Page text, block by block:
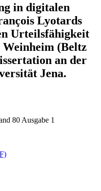
in digitalen
Lyotards
Urteilsfähigkeit
(Beltz
an der
Jena.
80Ausgabe 1